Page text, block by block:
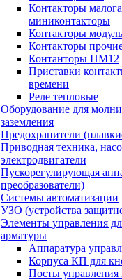
Контакторы
миниконтакторы
Контакторы
Контакторы
Контанторы ПМ12
Приставки
времени
Реле тепловые
Оборудование для
заземления
Предохранители
Приводная техника,
электродвигатели
Пускорегулирующая
преобразователи)
Системы автоматизации
УЗО (устройства
Элементы управления
арматуры
Аппаратура
Корпуса КП для
Посты